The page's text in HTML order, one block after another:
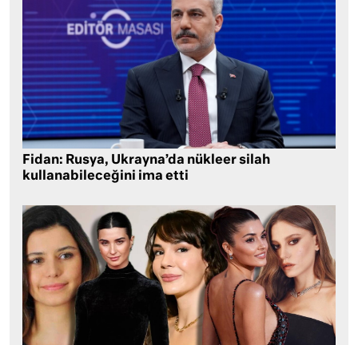
Fidan: Rusya, Ukrayna’da nükleer silah
kullanabileceğini ima etti